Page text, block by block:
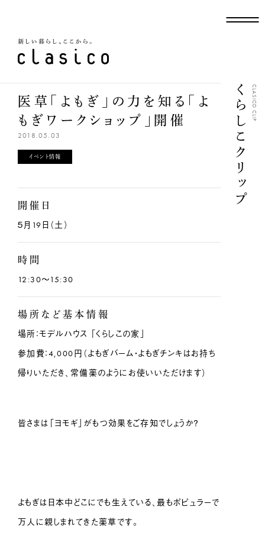
くらしこクリップCLASICO CLIP
医草「よもぎ」の力を知る「よ
もぎワークショップ」開催
2018.05.03
イベント情報
開催日
５月19日（土）
時間
12:30〜15:30
場所など基本情報
場所：モデルハウス 「くらしこの家」
参加費：4,000円（よもぎバーム・よもぎチンキはお持ち
帰りいただき、常備薬のようにお使いいただけます）
皆さまは「ヨモギ」がもつ効果をご存知でしょうか？
よもぎは日本中どこにでも生えている、最もポピュラーで
万人に親しまれてきた薬草です。